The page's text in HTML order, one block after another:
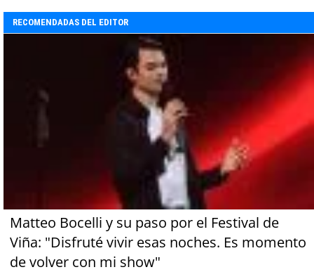
RECOMENDADAS DEL EDITOR
Matteo Bocelli y su paso por el Festival de
Viña: "Disfruté vivir esas noches. Es momento
de volver con mi show"